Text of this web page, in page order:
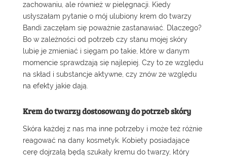
zachowaniu, ale również w pielęgnacji. Kiedy
usłyszałam pytanie o mój ulubiony krem do twarzy
Bandi zaczęłam się poważnie zastanawiać. Dlaczego?
Bo w zależności od potrzeb czy stanu mojej skóry
lubię je zmieniać i sięgam po takie, które w danym
momencie sprawdzają się najlepiej. Czy to ze względu
na skład i substancje aktywne, czy znów ze względu
na efekty jakie dają.
Krem do twarzy dostosowany do potrzeb skóry
Skóra każdej z nas ma inne potrzeby i może też różnie
reagować na dany kosmetyk. Kobiety posiadające
cerę dojrzałą będą szukały kremu do twarzy, który